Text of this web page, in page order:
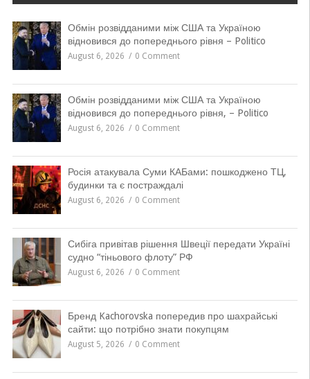
Обмін розвідданими між США та Україною
відновився до попереднього рівня – Politico
August 6, 2026 0 Comment
Обмін розвідданими між США та Україною
відновився до попереднього рівня, – Politico
August 6, 2026 0 Comment
Росія атакувала Суми КАБами: пошкоджено ТЦ,
будинки та є постраждалі
August 6, 2026 0 Comment
Сибіга привітав рішення Швеції передати Україні
судно “тіньового флоту” РФ
August 6, 2026 0 Comment
Бренд Kachorovska попередив про шахрайські
сайти: що потрібно знати покупцям
August 5, 2026 0 Comment